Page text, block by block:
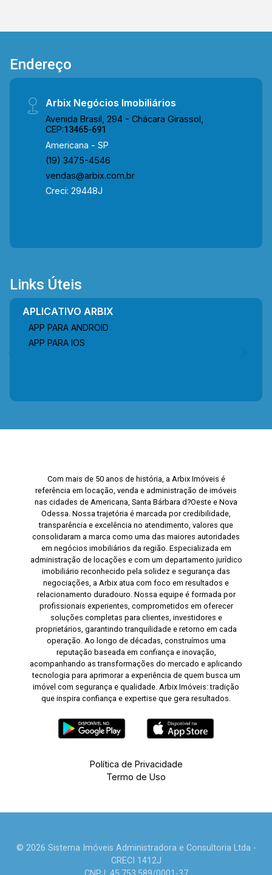
Endereço
Arbix Negócios Imobiliários
Avenida Brasil, 294 - Chácara Girassol,
CEP:13465-691
Americana - SP
(19) 3475-4546
vendas@arbix.com.br
Creci: 29448J
Links Úteis
APLICATIVO ARBIX
APP PARA ANDROID
APP PARA IOS
Com mais de 50 anos de história, a Arbix Imóveis é
referência em locação, venda e administração de imóveis
nas cidades de Americana, Santa Bárbara d?Oeste e Nova
Odessa. Nossa trajetória é marcada por credibilidade,
transparência e excelência no atendimento, valores que
consolidaram a marca como uma das maiores autoridades
em negócios imobiliários da região. Especializada em
administração de locações e com um departamento jurídico
imobiliário reconhecido pela solidez e segurança das
negociações, a Arbix atua com foco em resultados e
relacionamento duradouro. Nossa equipe é formada por
profissionais experientes, comprometidos em oferecer
soluções completas para clientes, investidores e
proprietários, garantindo tranquilidade e retorno em cada
operação. Ao longo de décadas, construímos uma
reputação baseada em confiança e inovação,
acompanhando as transformações do mercado e aplicando
tecnologia para aprimorar a experiência de quem busca um
imóvel com segurança e qualidade. Arbix Imóveis: tradição
que inspira confiança e expertise que gera resultados.
Política de Privacidade
Termo de Uso
© 2026 Sistema Imóveis Administradora e Consultoria Ltda -
CRECI 1412J